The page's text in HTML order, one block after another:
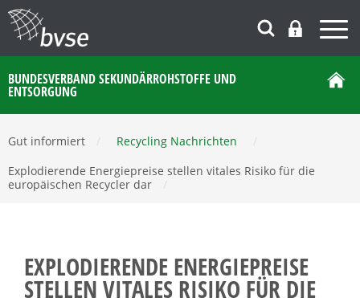
BUNDESVERBAND SEKUNDÄRROHSTOFFE UND
ENTSORGUNG
Gut informiert Recycling Nachrichten
Explodierende Energiepreise stellen vitales Risiko für die
europäischen Recycler dar
EXPLODIERENDE ENERGIEPREISE
STELLEN VITALES RISIKO FÜR DIE